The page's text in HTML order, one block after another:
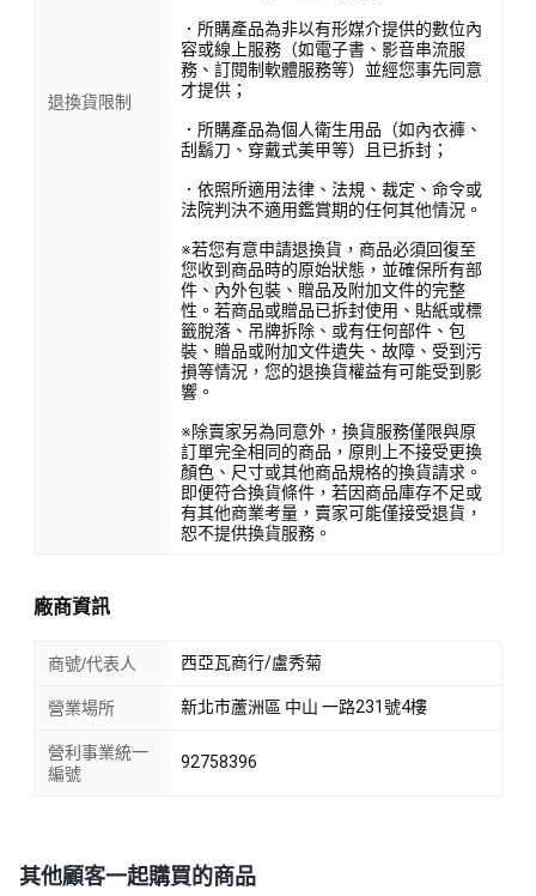
退換貨限制
．所購產品為非以有形媒介提供的數位內
容或線上服務（如電子書、影音串流服
務、訂閱制軟體服務等）並經您事先同意
才提供；
．所購產品為個人衛生用品（如內衣褲、
刮鬍刀、穿戴式美甲等）且已拆封；
．依照所適用法律、法規、裁定、命令或
法院判決不適用鑑賞期的任何其他情況。
※若您有意申請退換貨，商品必須回復至
您收到商品時的原始狀態，並確保所有部
件、內外包裝、贈品及附加文件的完整
性。若商品或贈品已拆封使用、貼紙或標
籤脫落、吊牌拆除、或有任何部件、包
裝、贈品或附加文件遺失、故障、受到污
損等情況，您的退換貨權益有可能受到影
響。
※除賣家另為同意外，換貨服務僅限與原
訂單完全相同的商品，原則上不接受更換
顏色、尺寸或其他商品規格的換貨請求。
即便符合換貨條件，若因商品庫存不足或
有其他商業考量，賣家可能僅接受退貨，
恕不提供換貨服務。
廠商資訊
商號/代表人 西亞瓦商行/盧秀菊
營業場所 新北市蘆洲區 中山 一路231號4樓
營利事業統一
編號
92758396
其他顧客一起購買的商品